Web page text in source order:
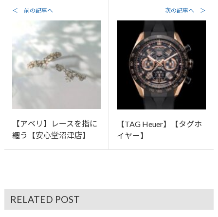
＜ 前の記事へ
【アベリ】レースを指に
纏う【安心堂沼津店】
次の記事へ ＞
【TAG Heuer】【タグホ
イヤー】
RELATED POST